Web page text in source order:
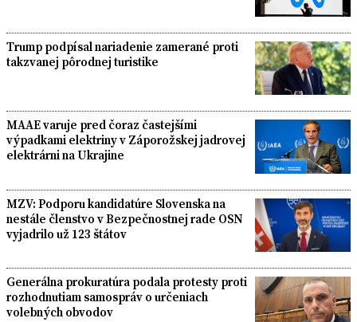
Trump podpísal nariadenie zamerané proti
takzvanej pôrodnej turistike
MAAE varuje pred čoraz častejšími
výpadkami elektriny v Záporožskej jadrovej
elektrárni na Ukrajine
MZV: Podporu kandidatúre Slovenska na
nestále členstvo v Bezpečnostnej rade OSN
vyjadrilo už 123 štátov
Generálna prokuratúra podala protesty proti
rozhodnutiam samospráv o určeniach
volebných obvodov